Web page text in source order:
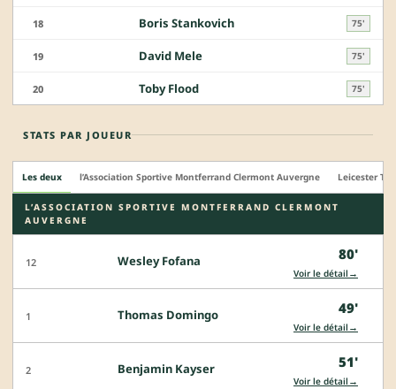
18 Boris Stankovich 75'
19 David Mele 75'
20 Toby Flood 75'
STATS PAR JOUEUR
Les deux l’Association Sportive Montferrand Clermont Auvergne Leicester
L’ASSOCIATION SPORTIVE MONTFERRAND CLERMONT
AUVERGNE
12 Wesley Fofana 80'
Voir le détail →
1 Thomas Domingo 49'
Voir le détail →
2 Benjamin Kayser 51'
Voir le détail →